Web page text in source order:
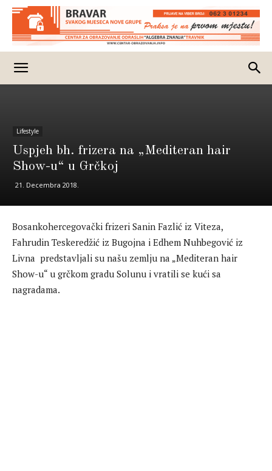
Lifestyle
Uspjeh bh. frizera na „Mediteran hair
Show-u“ u Grčkoj
21. Decembra 2018.
Bosankohercegovački frizeri Sanin Fazlić iz Viteza,
Fahrudin Teskeredžić iz Bugojna i Edhem Nuhbegović iz
Livna predstavljali su našu zemlju na „Mediteran hair
Show-u“ u grčkom gradu Solunu i vratili se kući sa
nagradama.